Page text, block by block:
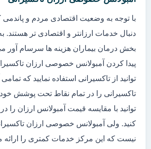
با توجه به وضعیت اقتصادی مردم و پاندمی
دنبال خدمات ارزانتر و اقتصادی تر
بخش درمان بیماران هزینه ها سرسام آور
پیدا کردن آمبولانس خصوصی ارزان
توانید از تاکسیرانی استفاده نمایید که
تاکسیرانی را در تمام نقاط تحت پوشش
توانید با مقایسه قیمت آمبولانس ارزان را در
کنید. ولی آمبولانس خصوصی ارزان
نیست که این مرکز خدمات کمتری را ارائه